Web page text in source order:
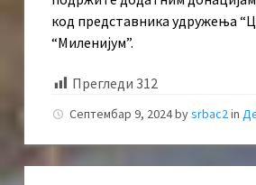
код представника удружења
“Миленијум”.
Прегледи 312
Септембар 9, 2024bysrbac2in